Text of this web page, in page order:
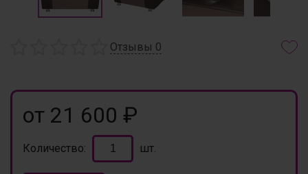
Отзывы 0
от 21 600 ₽
Количество: шт.